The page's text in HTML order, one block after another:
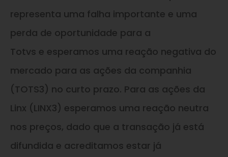
representa uma falha importante e uma
perda de oportunidade para a
Totvs e esperamos uma reação negativa do
mercado para as ações da companhia
(TOTS3) no curto prazo. Para as ações da
Linx (LINX3) esperamos uma reação neutra
nos preços, dado que a transação já está
difundida e acreditamos estar já